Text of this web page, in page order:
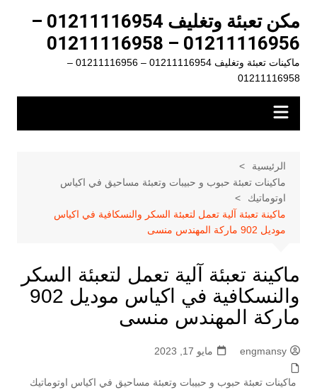
المحتوى
مكن تعبئة وتغليف 01211116954 –
01211116956 – 01211116958
ماكينات تعبئة وتغليف 01211116954 – 01211116956 –
01211116958
الرئيسية
ماكينات تعبئة حبوب و حبيبات وتعبئة مساحيق في اكياس
اوتوماتيك
ماكينة تعبئة آلية تعمل لتعبئة السكر والنسكافية في اكياس
موديل 902 ماركة المهندس منسى
ماكينة تعبئة آلية تعمل لتعبئة السكر
والنسكافية في اكياس موديل 902
ماركة المهندس منسى
engmansy مايو 17, 2023
ماكينات تعبئة حبوب و حبيبات وتعبئة مساحيق في اكياس اوتوماتيك